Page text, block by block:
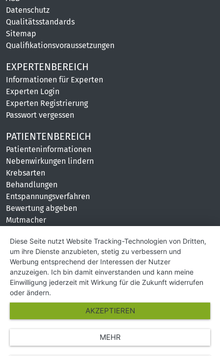
Datenschutz
Qualitätsstandards
Sitemap
Qualifikationsvoraussetzungen
EXPERTENBEREICH
Informationen für Experten
Experten Login
Experten Registrierung
Passwort vergessen
PATIENTENBEREICH
Patienteninformationen
Nebenwirkungen lindern
Krebsarten
Behandlungen
Entspannungsverfahren
Bewertung abgeben
Mutmacher
KONTAKT
Impressum
Hilfe und Kontakt
Partner
Presse
Über Uns
© Copyright 2026 SGK Stärker gegen Krebs
Diese Seite nutzt Website Tracking-Technologien von Dritten,
um ihre Dienste anzubieten, stetig zu verbessern und
Werbung entsprechend der Interessen der Nutzer
anzuzeigen. Ich bin damit einverstanden und kann meine
Einwilligung jederzeit mit Wirkung für die Zukunft widerrufen
oder ändern.
AKZEPTIEREN
MEHR